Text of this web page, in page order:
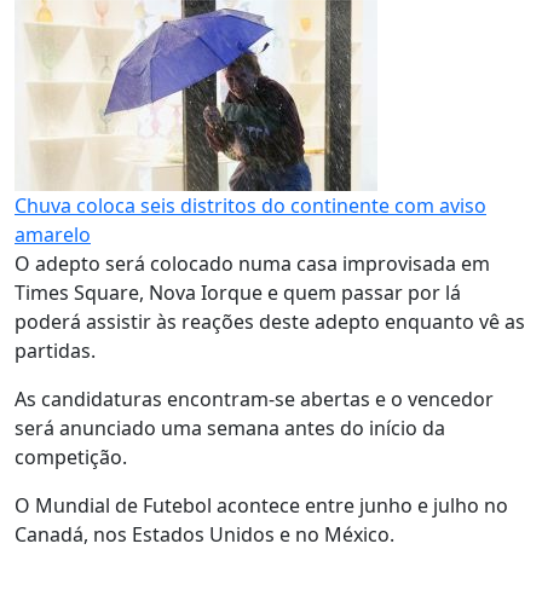
Chuva coloca seis distritos do continente com aviso
amarelo
O adepto será colocado numa casa improvisada em
Times Square, Nova Iorque e quem passar por lá
poderá assistir às reações deste adepto enquanto vê as
partidas.
As candidaturas encontram-se abertas e o vencedor
será anunciado uma semana antes do início da
competição.
O Mundial de Futebol acontece entre junho e julho no
Canadá, nos Estados Unidos e no México.